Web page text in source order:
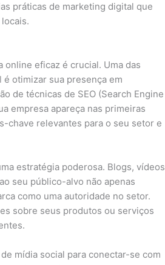
práticas de marketing digital que
eficaz é crucial. Uma das
otimizar sua presença em
de técnicas de SEO (Search Engine
empresa apareça nas primeiras
chave relevantes para o seu setor e
estratégia poderosa. Blogs, vídeos
seu público-alvo não apenas
como uma autoridade no setor.
sobre seus produtos ou serviços
mídia social para conectar-se com